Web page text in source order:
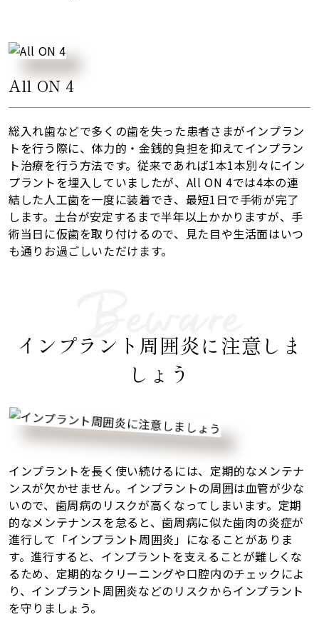
All ON 4
総入れ歯などで多くの歯を失った患者さまがインプラン
トを行う際に、体力的・金銭的負担を抑えてインプラン
ト治療を行う方法です。従来であれば1本1本別々にイン
プラントを埋入していましたが、All ON 4では4本の連
結した人工歯を一度に装着でき、最短1日で手術が完了
します。土台が安定するまで半年以上かかりますが、手
術当日に仮歯を取り付けるので、見た目や生活面はいつ
も通りお過ごしいただけます。
インプラント周囲炎に注意しま
しょう
インプラントを長く使い続けるには、定期的なメンテナ
ンスが欠かせません。インプラントの周囲は血管が少な
いので、歯周病のリスクが高くなってしまいます。定期
的なメンテナンスを怠ると、歯周病に似た歯肉の炎症が
進行して「インプラント周囲炎」になることがありま
す。進行すると、インプラントを支えることが難しくな
るため、定期的なクリーニングや口腔内のチェックによ
り、インプラント周囲炎などのリスクからインプラント
を守りましょう。